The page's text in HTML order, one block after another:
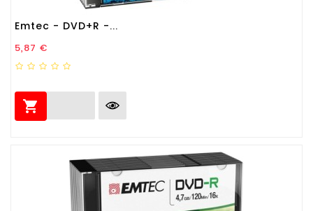
Emtec - DVD+R -...
Prezzo
5,87 €
